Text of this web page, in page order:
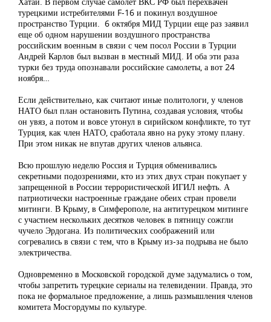
турецкими истребителями F-16 и покинул воздушное
пространство Турции. 6 октября МИД Турции еще раз заявил
еще об одном нарушении воздушного пространства
российским военным в связи с чем посол России в Турции
Андрей Карлов был вызван в местный МИД. И оба эти раза
турки без труда опознавали российские самолеты, а вот 24
ноября…
Если действительно, как считают иные политологи, у членов
НАТО был план остановить Путина, создавая условия, чтобы
он увяз, а потом и вовсе утонул в сирийском конфликте, то тут
Турция, как член НАТО, сработала явно на руку этому плану.
При этом никак не впутав других членов альянса.
Всю прошлую неделю Россия и Турция обменивались
секретными подозрениями, кто из этих двух стран покупает у
запрещенной в России террористической ИГИЛ нефть. А
патриотически настроенные граждане обеих стран провели
митинги. В Крыму, в Симферополе, на антитурецком митинге
с участием нескольких десятков человек в пятницу сожгли
чучело Эрдогана. Из политических соображений или
согревались в связи с тем, что в Крыму из-за подрыва не было
электричества.
Одновременно в Московской городской думе задумались о том,
чтобы запретить турецкие сериалы на телевидении. Правда, это
пока не формальное предложение, а лишь размышления членов
комитета Мосгордумы по культуре.